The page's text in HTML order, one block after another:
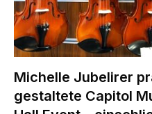
Michelle Jubelirer
gestaltete Capitol